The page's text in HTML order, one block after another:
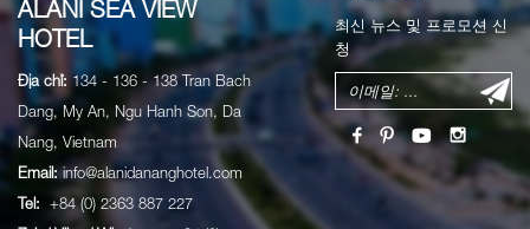
ALANI SEA VIEW
HOTEL
Địa chỉ:134 - 136 - 138 Tran Bach
Dang, My An, Ngu Hanh Son, Da
Nang, Vietnam
Email:info@alanidananghotel.com
Tel: +84 (0) 2363 887 227
최신 뉴스 및 프로모션 신
청